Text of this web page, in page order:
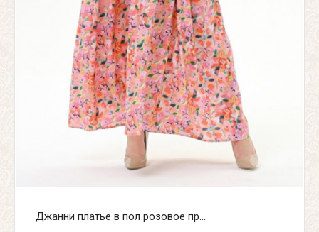
Джанни платье в пол розовое пр...